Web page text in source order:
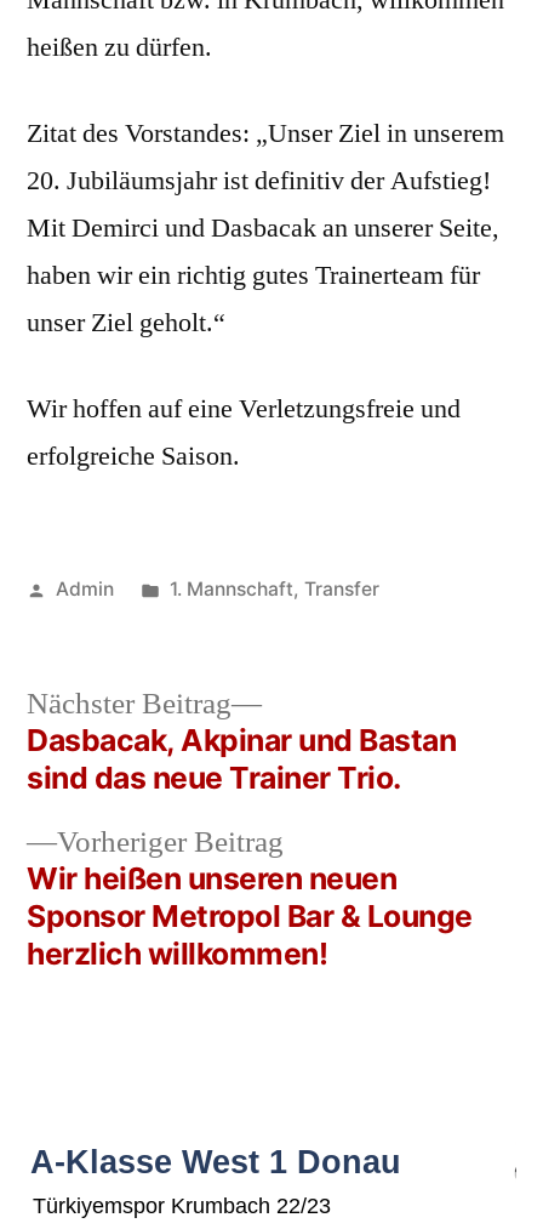
heißen zu dürfen.
Zitat des Vorstandes: „Unser Ziel in unserem
20. Jubiläumsjahr ist definitiv der Aufstieg!
Mit Demirci und Dasbacak an unserer Seite,
haben wir ein richtig gutes Trainerteam für
unser Ziel geholt.“
Wir hoffen auf eine Verletzungsfreie und
erfolgreiche Saison.
Veröffentlicht
Admin
2020
Veröffentlicht
1. Mannschaft, Transfer
Beitragsnavigation
Vorheriger Beitrag
Beitrag:
Wir heißen unseren neuen
Sponsor Metropol Bar & Lounge
herzlich willkommen!
Nächster Beitrag
Nächster
Beitrag:
Dasbacak, Akpinar und Bastan
sind das neue Trainer Trio.